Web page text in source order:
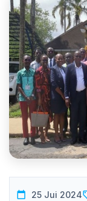
25 Jui 2024